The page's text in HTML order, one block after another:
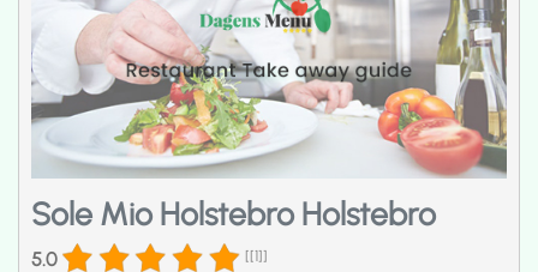
Sole Mio Holstebro Holstebro
5.0 [[1]]